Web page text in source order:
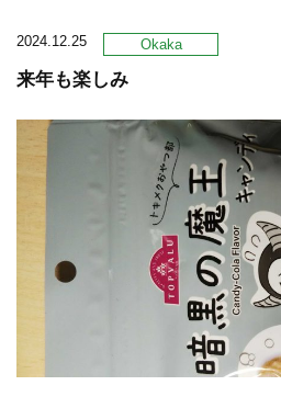
COMPANY
BUSINESS
WORKS
ACTION
STAFF BLOG
2024.12.25 Okaka
来年も楽しみ